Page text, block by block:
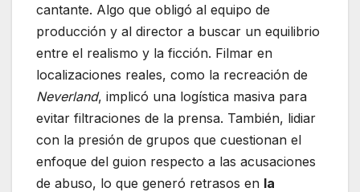
cantante. Algo que obligó al equipo de
producción y al director a buscar un equilibrio
entre el realismo y la ficción. Filmar en
localizaciones reales, como la recreación de
Neverland, implicó una logística masiva para
evitar filtraciones de la prensa. También, lidiar
con la presión de grupos que cuestionan el
enfoque del guion respecto a las acusaciones
de abuso, lo que generó retrasos en la